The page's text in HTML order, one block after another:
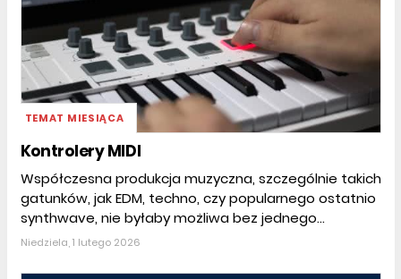
TEMAT MIESIĄCA
Kontrolery MIDI
Współczesna produkcja muzyczna, szczególnie takich
gatunków, jak EDM, techno, czy popularnego ostatnio
synthwave, nie byłaby możliwa bez jednego...
Niedziela, 1 lutego 2026